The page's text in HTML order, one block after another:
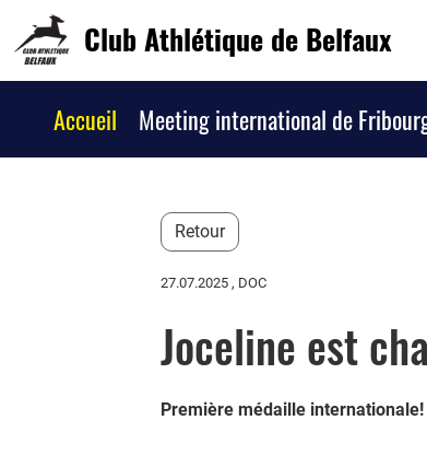
Club Athlétique de Belfaux
Accueil Meeting international de
Retour
27.07.2025 , DOC
Joceline est
Première médaille internationale!